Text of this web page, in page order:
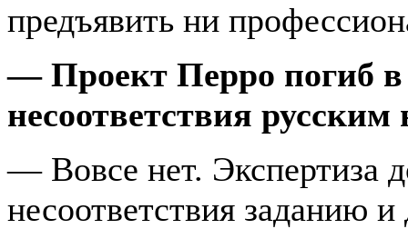
предъявить ни
— Проект Перро погиб в
несоответствия
— Вовсе нет. Экспертиза
несоответствия заданию